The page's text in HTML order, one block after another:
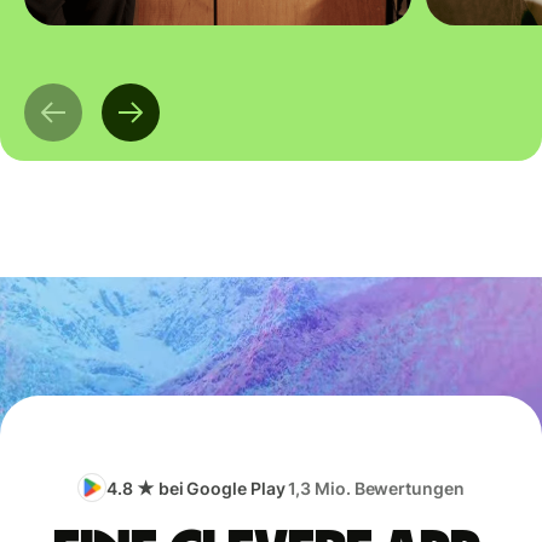
4.8 ★ bei Google Play1,3 Mio. Bewertungen